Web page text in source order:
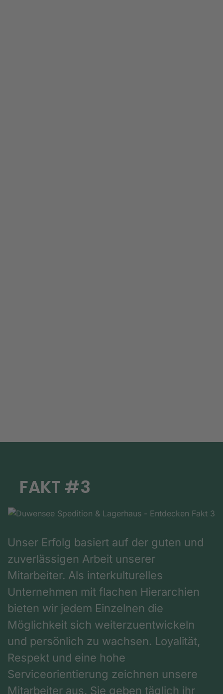
FAKT #3
Unser Erfolg basiert auf der guten und
zuverlässigen Arbeit unserer
Mitarbeiter. Als interkulturelles
Unternehmen mit flachen Hierarchien
bieten wir jedem Einzelnen die
Möglichkeit sich weiterzuentwickeln
und persönlich zu wachsen. Loyalität,
Respekt und eine hohe
Serviceorientierung zeichnen unsere
Mitarbeiter aus. Sie geben täglich ihr